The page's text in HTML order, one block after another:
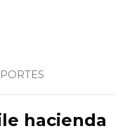
hacienda